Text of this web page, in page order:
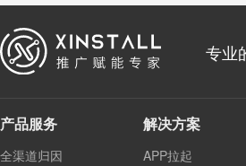
专业
产品服务
全渠道归因
解决方案
APP拉起